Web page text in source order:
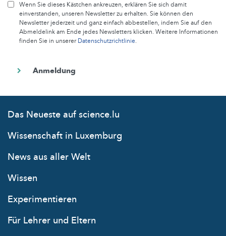
Wenn Sie dieses Kästchen ankreuzen, erklären Sie sich damit
einverstanden, unseren Newsletter zu erhalten. Sie können den
Newsletter jederzeit und ganz einfach abbestellen, indem Sie auf den
Abmeldelink am Ende jedes Newsletters klicken. Weitere Informationen
finden Sie in unsererDatenschutzrichtlinie.
Das Neueste auf science.lu
Wissenschaft in Luxemburg
News aus aller Welt
Wissen
Experimentieren
Für Lehrer und Eltern